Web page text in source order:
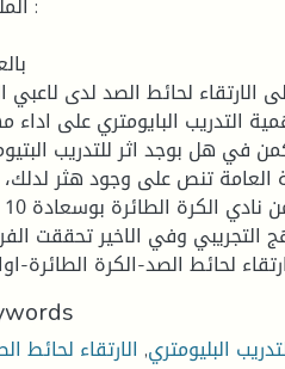
الارتقاء لحائط الصد لدى لاعبي
التدريب البايومتري على اداء
في هل بوجد اثر للتدريب
العامة تنص على وجود هثر لدلك،
التجريبي وفي الاخير تحققت
لحائط الصد-الكرة الطائرة-
البليومتري, الارتقاء لحائط